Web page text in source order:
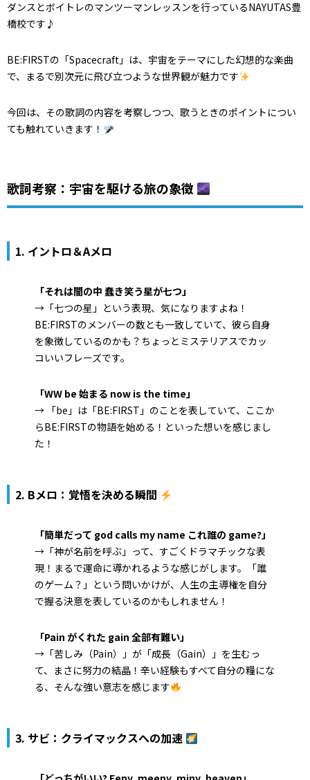
ダンスとボイトレのマンツーマンレッスンを行っているNAYUTAS豊
橋校です♪
BE:FIRSTの「Spacecraft」は、宇宙をテーマにした幻想的な楽曲
で、まるで別次元に飛び立つような世界観が魅力です
今回は、その歌詞の内容を考察しつつ、歌うときのポイントについ
ても触れていきます！
歌詞考察：宇宙を駆ける旅の象徴
1. イントロ＆Aメロ
「それは闇の中 蠢き笑う星が七つ」
→「七つの星」という表現、気になりますよね！
BE:FIRSTのメンバーの数とも一致していて、彼ら自身
を象徴しているのかも？ちょっとミステリアスでカッ
コいいフレーズです。
「WW be 始まる now is the time」
→ 「be」は「BE:FIRST」のことを表していて、ここか
らBE:FIRSTの物語を始める！といった想いを感じまし
た！
2. Bメロ：覚悟を決める瞬間
「簡単だって god calls my name これ誰の game?」
→「神が名前を呼ぶ」って、すごくドラマチックな表
現！まるで運命に導かれるような感じがします。「誰
のゲーム？」という問いかけが、人生の主導権を自分
で握る決意を表しているのかもしれません！
「Pain がくれた gain 全部有難い」
→「苦しみ（Pain）」が「成長（Gain）」を生むっ
て、まさに努力の結晶！辛い経験もすべて自分の糧にな
る、そんな強い意志を感じます
3. サビ：クライマックスへの加速